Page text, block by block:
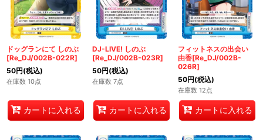
ドッグランにて しのぶ
[Re_DJ/002B-022R]
50円(税込)
在庫数 10点
カートに入れる
DJ-LIVE! しのぶ
[Re_DJ/002B-023R]
50円(税込)
在庫数 7点
カートに入れる
フィットネスの出会い
由香[Re_DJ/002B-
026R]
50円(税込)
在庫数 12点
カートに入れる